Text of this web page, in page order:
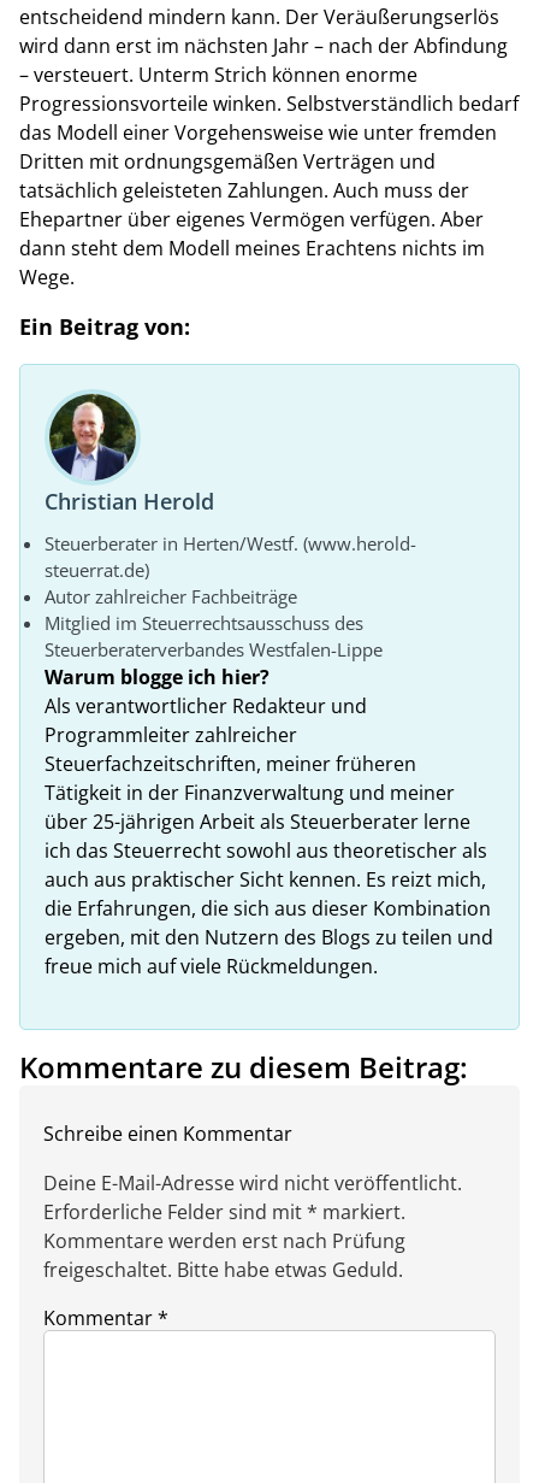
entscheidend mindern kann. Der Veräußerungserlös
wird dann erst im nächsten Jahr – nach der Abfindung
– versteuert. Unterm Strich können enorme
Progressionsvorteile winken. Selbstverständlich bedarf
das Modell einer Vorgehensweise wie unter fremden
Dritten mit ordnungsgemäßen Verträgen und
tatsächlich geleisteten Zahlungen. Auch muss der
Ehepartner über eigenes Vermögen verfügen. Aber
dann steht dem Modell meines Erachtens nichts im
Wege.
Ein Beitrag von:
Christian Herold
Steuerberater in Herten/Westf. (www.herold-
steuerrat.de)
Autor zahlreicher Fachbeiträge
Mitglied im Steuerrechtsausschuss des
Steuerberaterverbandes Westfalen-Lippe
Warum blogge ich hier?
Als verantwortlicher Redakteur und
Programmleiter zahlreicher
Steuerfachzeitschriften, meiner früheren
Tätigkeit in der Finanzverwaltung und meiner
über 25-jährigen Arbeit als Steuerberater lerne
ich das Steuerrecht sowohl aus theoretischer als
auch aus praktischer Sicht kennen. Es reizt mich,
die Erfahrungen, die sich aus dieser Kombination
ergeben, mit den Nutzern des Blogs zu teilen und
freue mich auf viele Rückmeldungen.
Kommentare zu diesem Beitrag:
Schreibe einen Kommentar
Deine E-Mail-Adresse wird nicht veröffentlicht.
Erforderliche Felder sind mit * markiert.
Kommentare werden erst nach Prüfung
freigeschaltet. Bitte habe etwas Geduld.
Kommentar*